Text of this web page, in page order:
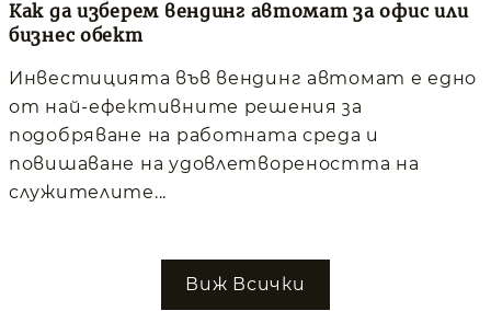
Как да изберем вендинг автомат за офис или
бизнес обект
Инвестицията във вендинг автомат е едно
от най-ефективните решения за
подобряване на работната среда и
повишаване на удовлетвореността на
служителите...
Виж Всички